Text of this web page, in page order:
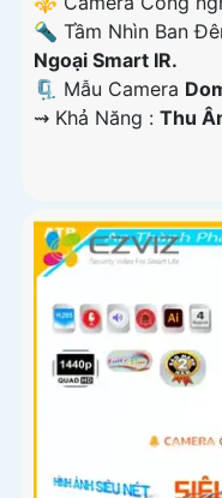
🔦 Tầm Nhìn Ban
Ngoại Smart IR.
🗜️ Mẫu Camera
️⇝ Khả Năng : Thu